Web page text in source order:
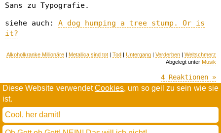
Diese Website verwendetCookies, um so geil zu sein wie sie
ist.
Cool, her damit!
Sans zu Typografie.
siehe auch: A dog humping a tree stump. Or is
it?
Alkoholkranke Millionäre | Metallica sind tot | Tod | Untergang | Verderben | Weltschmerz
Abgelegt unter Musik
4 Reaktionen »
todamax rennt aufwordpress